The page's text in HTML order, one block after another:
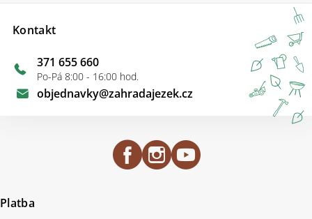
Kontakt
objednavky@zahradajezek.cz
371 655 660
Po-Pá 8:00 - 16:00 hod.
Platba